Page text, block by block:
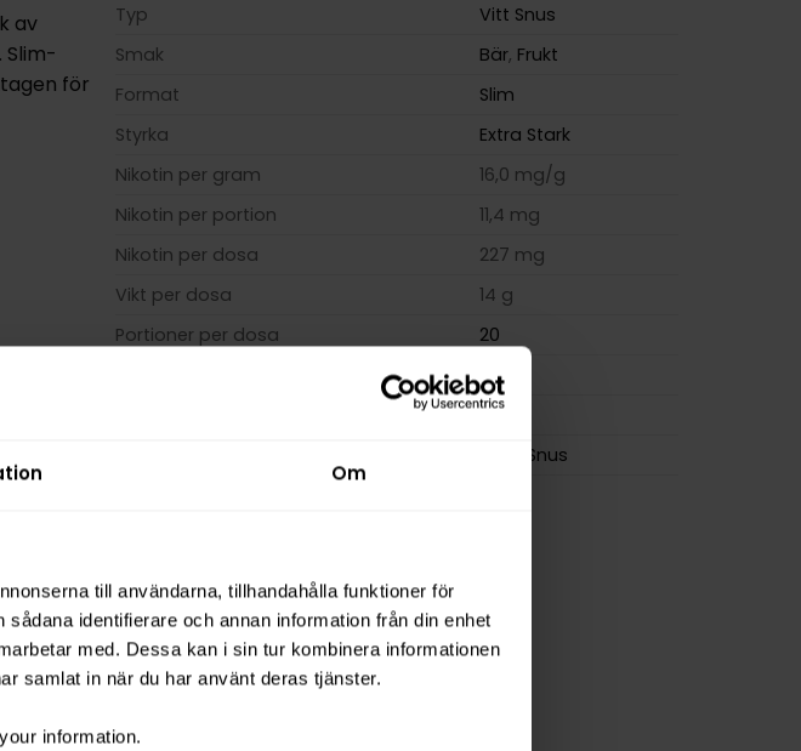
Om
till användarna, tillhandahålla funktioner för
identifierare och annan information från din enhet
med. Dessa kan i sin tur kombinera informationen
samlat in när du har använt deras tjänster.
information.
av
för
Typ
Vitt Snus
Smak
Bär, Frukt
Format
Slim
Styrka
Extra Stark
Nikotin per gram
16,0 mg/g
Nikotin per portion
11,4 mg
Nikotin per dosa
227 mg
Vikt per dosa
14 g
Portioner per dosa
20
0,7 g
ZONE
Skruf Snus